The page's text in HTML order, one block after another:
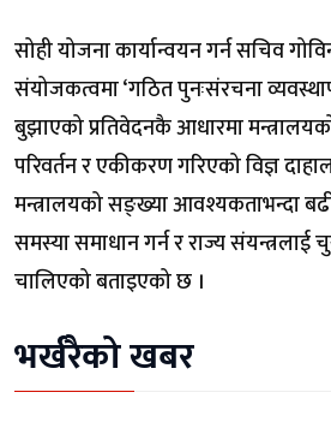
सोही योजना कार्यान्वयन गर्न सचिव
संयोजकत्वमा ‘गठित पुनःसंरचना
बुझाएको प्रतिवेदनकै आधारमा
परिवर्तन र एकीकरण गरिएको विज्ञ
मन्त्रालयको सङ्ख्या आवश्यकताभन्दा
समस्या समाधान गर्न र राज्य
चालिएको बताइएको छ ।
भर्खरैको खबर